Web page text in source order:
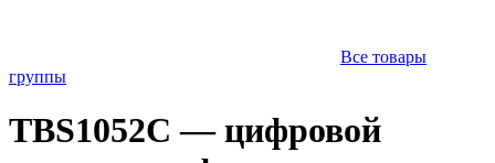
Все товары
группы
TBS1052C — цифровой